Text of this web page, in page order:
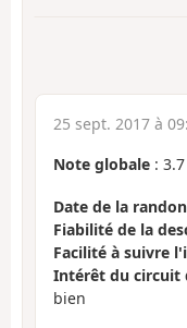
25 sept. 2017 à
Note globale : 3.7
Date de la
Fiabilité de la
Facilité à suivre
Intérêt du circuit
bien